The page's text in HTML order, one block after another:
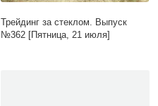
Трейдинг за стеклом. Выпуск
№362 [Пятница, 21 июля]